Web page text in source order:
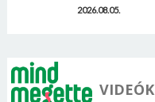
2026.08.05.
VIDEÓK